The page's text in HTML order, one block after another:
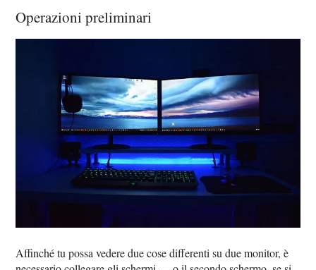
Operazioni preliminari
Affinché tu possa vedere due cose differenti su due monitor, è